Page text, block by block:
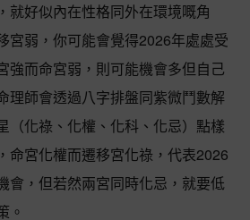
就好似內在性格同外在環境嘅角
宮弱，你可能會覺得2026年處處受
強而命宮弱，則可能機會多但自己
理師會透過八字排盤同紫微鬥數解
（化祿、化權、化科、化忌）點樣
命宮化權而遷移宮化祿，代表2026
會，但若然兩宮同時化忌，就要低
。